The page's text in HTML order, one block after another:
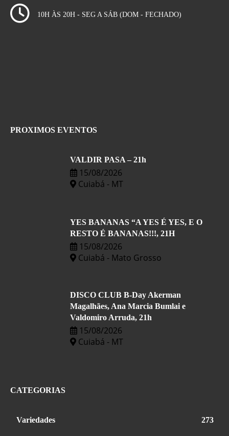
10H ÀS 20H - SEG A SÁB (DOM - FECHADO)
PROXIMOS EVENTOS
VALDIR PASA – 21h
15/08/2026
Cuiabá - MT
YES BANANAS “A YES É YES, E O
RESTO É BANANAS!!!, 21H
15/08/2026
Cuiabá - Mato Grosso
DISCO CLUB B-Day Akerman
Magalhães, Ana Marcia Bumlai e
Valdomiro Arruda, 21h
15/08/2026
Cuiabá - MT
CATEGORIAS
Variedades 273